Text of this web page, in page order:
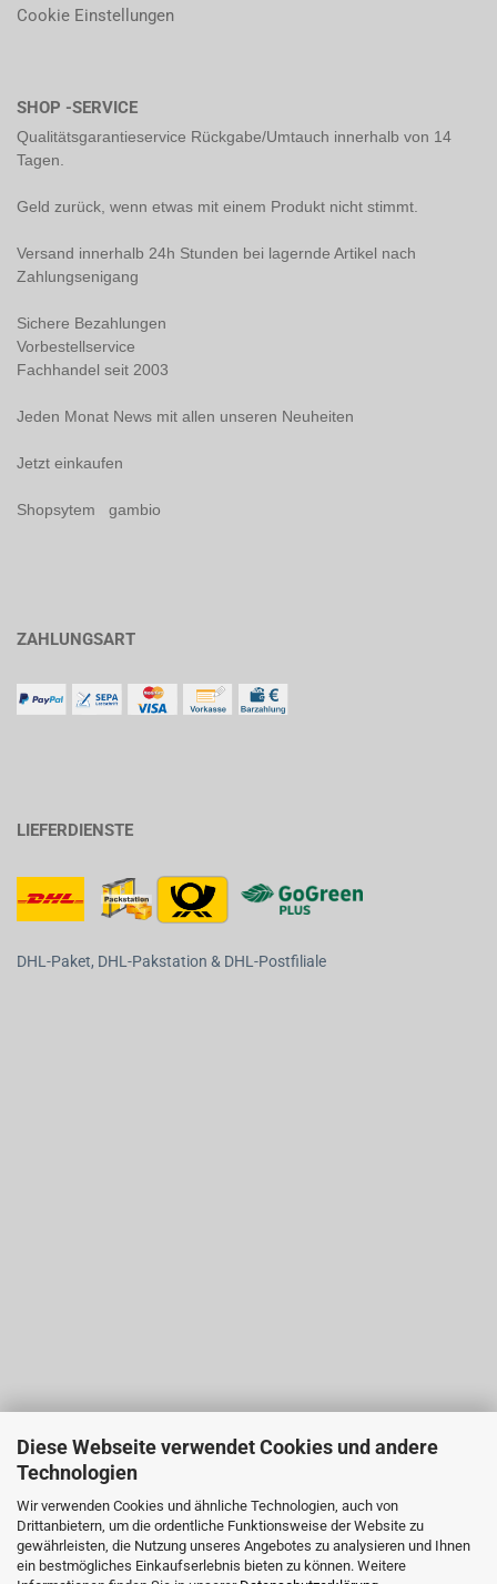
Diese Webseite verwendet Cookies und andere
Technologien
Wir verwenden Cookies und ähnliche Technologien, auch von
Drittanbietern, um die ordentliche Funktionsweise der Website zu
gewährleisten, die Nutzung unseres Angebotes zu analysieren und Ihnen
ein bestmögliches Einkaufserlebnis bieten zu können. Weitere
Cookie Einstellungen
SHOP -SERVICE
Qualitätsgarantieservice Rückgabe/Umtauch innerhalb von 14
Tagen.
Geld zurück, wenn etwas mit einem Produkt nicht stimmt.
Versand innerhalb 24h Stunden bei lagernde Artikel nach
Zahlungsenigang
Sichere Bezahlungen
Vorbestellservice
Fachhandel seit 2003
Jeden Monat News mit allen unseren Neuheiten
Jetzt einkaufen
Shopsytem gambio
ZAHLUNGSART
LIEFERDIENSTE
DHL-Paket, DHL-Pakstation & DHL-Postfiliale